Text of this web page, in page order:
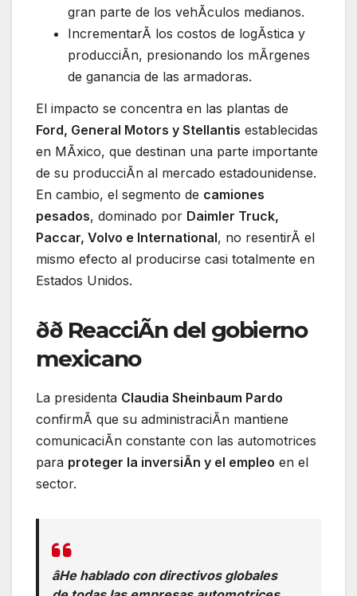
gran parte de los vehÃculos medianos.
IncrementarÃ los costos de logÃstica y
producciÃn, presionando los mÃrgenes
de ganancia de las armadoras.
El impacto se concentra en las plantas de
Ford, General Motors y Stellantis establecidas
en MÃxico, que destinan una parte importante
de su producciÃn al mercado estadounidense.
En cambio, el segmento de camiones
pesados, dominado por Daimler Truck,
Paccar, Volvo e International, no resentirÃ el
mismo efecto al producirse casi totalmente en
Estados Unidos.
ðð ReacciÃn del gobierno
mexicano
La presidenta Claudia Sheinbaum Pardo
confirmÃ que su administraciÃn mantiene
comunicaciÃn constante con las automotrices
para proteger la inversiÃn y el empleo en el
sector.
âHe hablado con directivos globales